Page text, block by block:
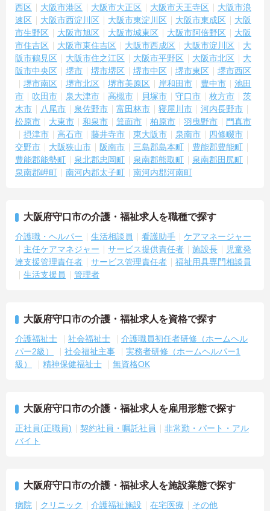
西区
大阪市港区 大阪市大正区 大阪市天王寺区
大阪市浪
速区
大阪市西淀川区 大阪市東淀川区 大阪市東成区
大阪
市生野区
大阪市旭区 大阪市城東区 大阪市阿倍野区
大阪
市住吉区
大阪市東住吉区 大阪市西成区 大阪市淀川区
大
阪市鶴見区
大阪市住之江区 大阪市平野区 大阪市北区
大
阪市中央区
堺市 堺市堺区 堺市中区 堺市東区
堺市西区
堺市南区
堺市北区 堺市美原区 岸和田市 豊中市
池田
市
吹田市 泉大津市 高槻市 貝塚市 守口市 枚方市
茨
木市
八尾市 泉佐野市 富田林市 寝屋川市
河内長野市
松原市
大東市 和泉市 箕面市 柏原市 羽曳野市
門真市
摂津市
高石市 藤井寺市 東大阪市 泉南市
四條畷市
交野市
大阪狭山市 阪南市 三島郡島本町
豊能郡豊能町
豊能郡能勢町
泉北郡忠岡町 泉南郡熊取町
泉南郡田尻町
泉南郡岬町
南河内郡太子町 南河内郡河南町
大阪府守口市の介護・福祉求人を職種で探す
介護職・ヘルパー 生活相談員 看護助手
ケアマネージャー
主任ケアマネジャー
サービス提供責任者 施設長
児童発
達支援管理責任者
サービス管理責任者
福祉用具専門相談員
生活支援員
管理者
大阪府守口市の介護・福祉求人を資格で探す
介護福祉士 社会福祉士
介護職員初任者研修（ホームヘル
パー2級）
社会福祉主事
実務者研修（ホームヘルパー1
級）
精神保健福祉士 無資格OK
大阪府守口市の介護・福祉求人を雇用形態で探す
正社員(正職員) 契約社員・嘱託社員
非常勤・パート・アル
バイト
大阪府守口市の介護・福祉求人を施設業態で探す
病院 クリニック 介護福祉施設 在宅医療 その他